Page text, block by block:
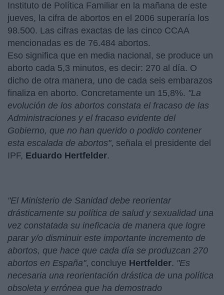
Instituto de Política Familiar en la mañana de este
jueves, la cifra de abortos en el 2006 superaría los
98.500. Las cifras exactas de las cinco CCAA
mencionadas es de 76.484 abortos.
Eso significa que en media nacional, se produce un
aborto cada 5,3 minutos, es decir: 270 al día. O
dicho de otra manera, uno de cada seis embarazos
finaliza en aborto. Concretamente un 15,8%. "La
evolución de los abortos constata el fracaso de las
Administraciones y el fracaso evidente del
Gobierno, que no han querido o podido contener
esta escalada de abortos", señala el presidente del
IPF, Eduardo Hertfelder.
"El Ministerio de Sanidad debe reorientar
drásticamente su política de salud y sexualidad una
vez constatada su ineficacia de manera que logre
parar y/o disminuir este importante incremento de
abortos, que hace que cada día se produzcan 270
abortos en España", concluye Hertfelder. "Es
necesaria una reorientación drástica de una política
obsoleta y errónea que ha demostrado